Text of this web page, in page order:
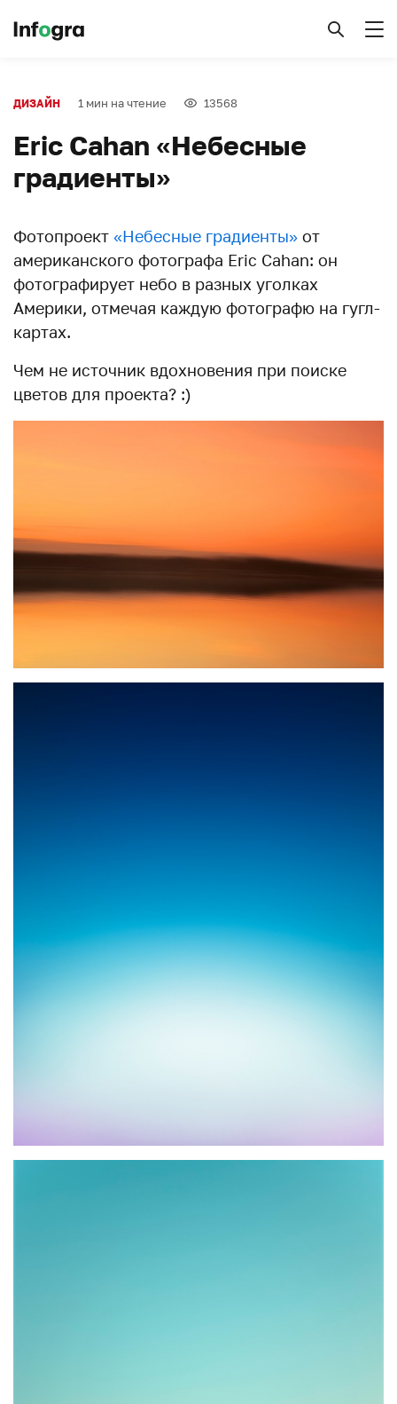
ДИЗАЙН 1 мин на чтение 13568
Eric Cahan «Небесные
градиенты»
Фотопроект «Небесные градиенты» от
американского фотографа Eric Cahan: он
фотографирует небо в разных уголках
Америки, отмечая каждую фотографю на гугл-
картах.
Чем не источник вдохновения при поиске
цветов для проекта? :)